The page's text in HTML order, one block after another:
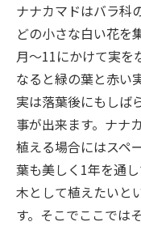
ナナカマドはバラ科
どの小さな白い花を
月～11にかけて実を
なると緑の葉と赤い
実は落葉後にもしば
事が出来ます。ナナ
植える場合にはスペ
葉も美しく1年を通
木として植えたいと
す。そこでここでは